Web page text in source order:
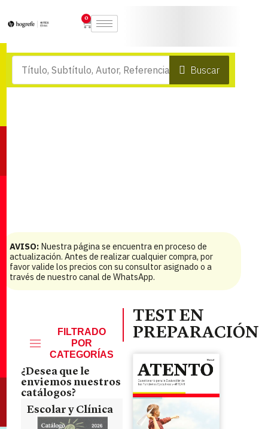
0
Buscar
AVISO: Nuestra página se encuentra en proceso de
actualización. Antes de realizar cualquier compra, por
favor valide los precios con su consultor asignado o a
través de nuestro canal de WhatsApp.
FILTRADO
POR
CATEGORÍAS
¿Desea que le
enviemos nuestros
catálogos?
Escolar y Clínica
TEST EN
PREPARACIÓN